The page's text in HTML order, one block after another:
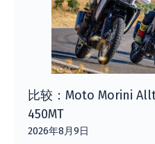
比较：Moto Morini
450MT
2026年8月9日